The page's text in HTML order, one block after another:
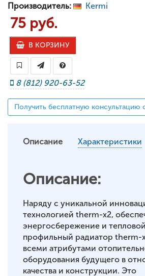
Производитель:
Kermi
75 руб.
В КОРЗИНУ
8 (812) 920-63-52
Получить бесплатную консультацию
Описание Характеристики
Описание:
Наряду с уникальной
технологией therm-x2,
энергосбережение и
профильный радиатор therm-
всеми атрибутами
оборудования будущего в
качества и конструкции. Это